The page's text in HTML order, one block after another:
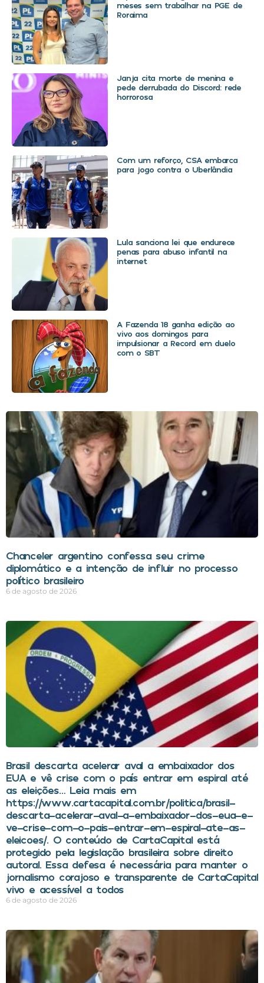
meses sem trabalhar na PGE de
Roraima
Janja cita morte de menina e
pede derrubada do Discord: rede
horrorosa
Com um reforço, CSA embarca
para jogo contra o Uberlândia
Lula sanciona lei que endurece
penas para abuso infantil na
internet
A Fazenda 18 ganha edição ao
vivo aos domingos para
impulsionar a Record em duelo
com o SBT
Chanceler argentino confessa seu crime
diplomático e a intenção de influir no processo
político brasileiro
6 de agosto de 2026
Brasil descarta acelerar aval a embaixador dos
EUA e vê crise com o país entrar em espiral até
as eleições… Leia mais em
https://www.cartacapital.com.br/politica/brasil-
descarta-acelerar-aval-a-embaixador-dos-eua-e-
ve-crise-com-o-pais-entrar-em-espiral-ate-as-
eleicoes/. O conteúdo de CartaCapital está
protegido pela legislação brasileira sobre direito
autoral. Essa defesa é necessária para manter o
jornalismo corajoso e transparente de CartaCapital
vivo e acessível a todos
6 de agosto de 2026